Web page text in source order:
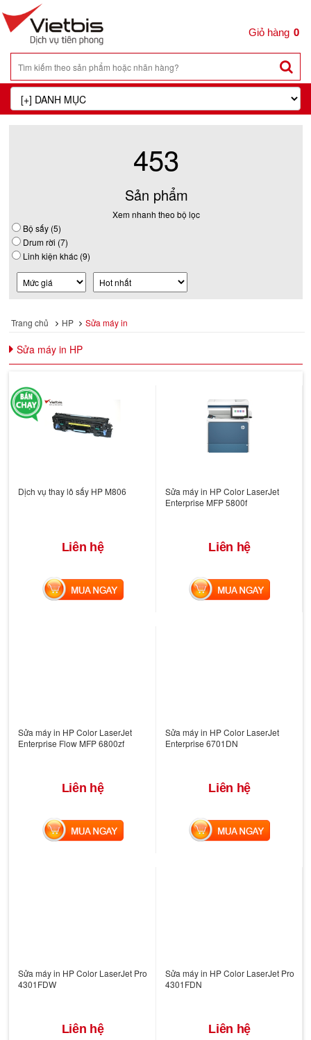
0
453
Sản phẩm
Xem nhanh theo bộ lọc
Bộ sấy (5)
Drum rời (7)
Linh kiện khác (9)
Trang chủ HP Sửa máy in
Sửa máy in HP
Dịch vụ thay lô sấy HP M806
Liên hệ
MUA NGAY
Sửa máy in HP Color LaserJet
Enterprise MFP 5800f
Liên hệ
MUA NGAY
Sửa máy in HP Color LaserJet
Enterprise Flow MFP 6800zf
Liên hệ
MUA NGAY
Sửa máy in HP Color LaserJet
Enterprise 6701DN
Liên hệ
MUA NGAY
Sửa máy in HP Color LaserJet Pro
4301FDW
Liên hệ
Sửa máy in HP Color LaserJet Pro
4301FDN
Liên hệ